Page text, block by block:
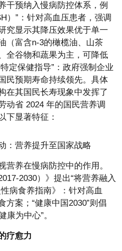
干预纳入慢病防控体系，例
）”：针对高血压患者，强调
究显示其降压效果优于单一
（富含n-3的橄榄油、山茶
全谷物和蔬果为主，可降低
定保健指导”：政府强制企业
民预期寿命持续领先。具体
在其国民长寿现象中发挥了
动省 2024 年的国民营养调
下显著特征：
：营养提升至国家战略
营养在慢病防控中的作用。
2030）》提出“将营养融入
病食养指南》：针对高血
方案；“健康中国2030”则倡
康为中心”。
疗愈力